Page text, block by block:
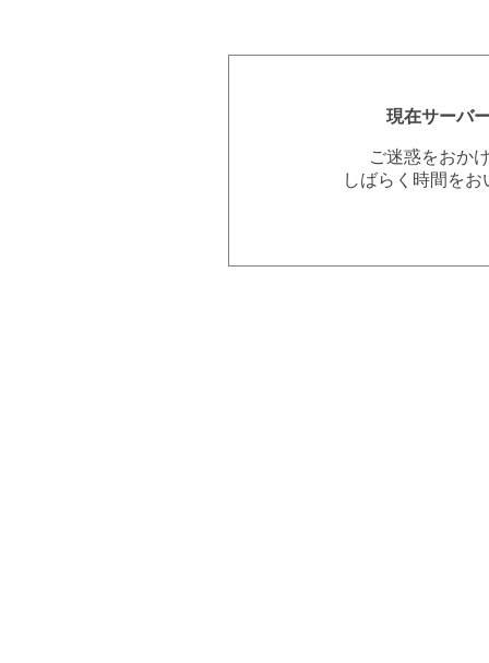
現在サーバ
ご迷惑をおか
しばらく時間を